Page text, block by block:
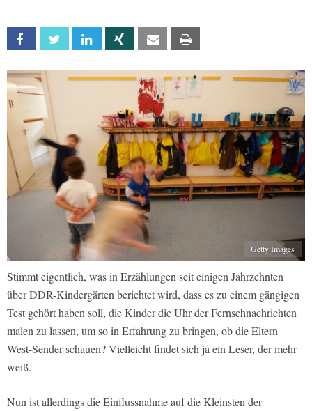
Facebook Twitter Linkedin Xing Email
Getty Images
Stimmt eigentlich, was in Erzählungen seit einigen Jahrzehnten
über DDR-Kindergärten berichtet wird, dass es zu einem gängigen
Test gehört haben soll, die Kinder die Uhr der Fernsehnachrichten
malen zu lassen, um so in Erfahrung zu bringen, ob die Eltern
West-Sender schauen? Vielleicht findet sich ja ein Leser, der mehr
weiß.
Nun ist allerdings die Einflussnahme auf die Kleinsten der